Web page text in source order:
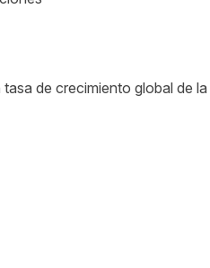
de crecimiento global de